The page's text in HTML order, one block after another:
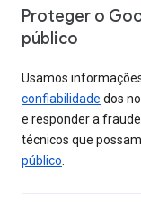
Proteger o
público
Usamos
confiabilidade dos
e responder a
técnicos que
público